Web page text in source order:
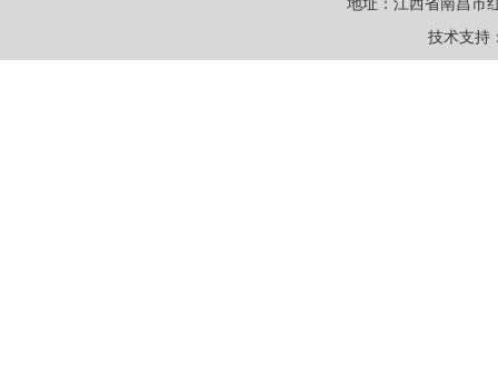
地址：江西省南昌市
技术支持